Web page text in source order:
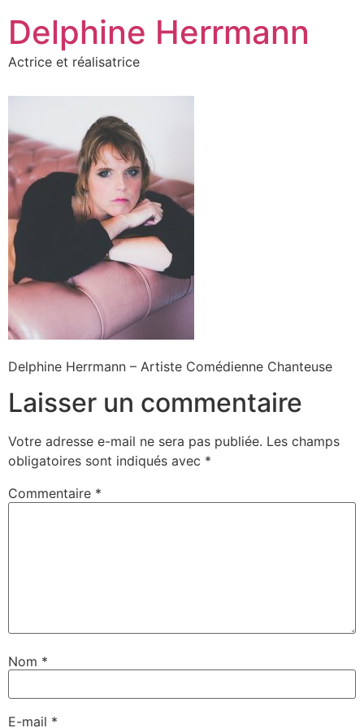
contenu
Delphine Herrmann
Actrice et réalisatrice
Delphine Herrmann – Artiste Comédienne Chanteuse
Laisser un commentaire
Votre adresse e-mail ne sera pas publiée. Les champs
obligatoires sont indiqués avec *
Commentaire *
Nom *
E-mail *